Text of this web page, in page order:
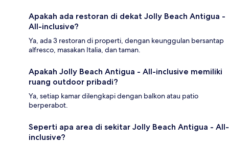
Apakah ada restoran di dekat Jolly Beach Antigua -
All-inclusive?
Ya, ada 3 restoran di properti, dengan keunggulan bersantap
alfresco, masakan Italia, dan taman.
Apakah Jolly Beach Antigua - All-inclusive memiliki
ruang outdoor pribadi?
Ya, setiap kamar dilengkapi dengan balkon atau patio
berperabot.
Seperti apa area di sekitar Jolly Beach Antigua - All-
inclusive?